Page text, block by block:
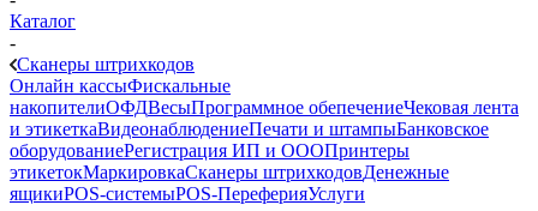
Каталог
-
Сканеры штрихкодов
Онлайн кассыФискальные
накопителиОФДВесыПрограммное обепечениеЧековая лента
и этикеткаВидеонаблюдениеПечати и штампыБанковское
оборудованиеРегистрация ИП и ОООПринтеры
этикетокМаркировкаСканеры штрихкодовДенежные
ящикиPOS-системыPOS-ПереферияУслуги